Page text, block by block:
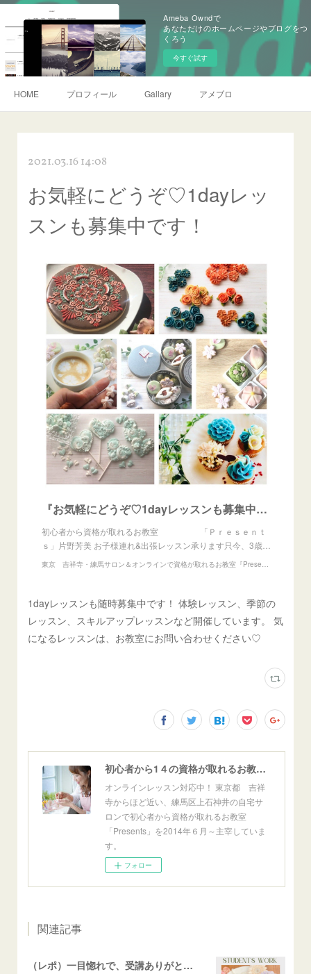
Ameba Owndで
あなただけのホームページやブログをつ
くろう
今すぐ試す
HOME プロフィール Gallary アメブロ
2021.03.16 14:08
お気軽にどうぞ♡1dayレッ
スンも募集中です！
『お気軽にどうぞ♡1dayレッスンも募集中です！』
初心者から資格が取れるお教室 「Ｐｒｅｓｅｎｔ
ｓ」片野芳美 お子様連れ&出張レッスン承ります只今、3歳…
東京 吉祥寺・練馬サロン＆オンラインで資格が取れるお教室『Presents』アイシングクッキー、練り切りアート、あんフラワー教室
1dayレッスンも随時募集中です！ 体験レッスン、季節の
レッスン、スキルアップレッスンなど開催しています。 気
になるレッスンは、お教室にお問い合わせください♡
初心者から1４の資格が取れるお教室「Presents」東京自宅サロン＆オンライン
オンラインレッスン対応中！ 東京都 吉祥
寺からほど近い、練馬区上石神井の自宅サ
ロンで初心者から資格が取れるお教室
「Presents」を2014年６月～主宰していま
す。
フォロー
関連記事
（レポ）一目惚れで、受講ありがとうございます🙏